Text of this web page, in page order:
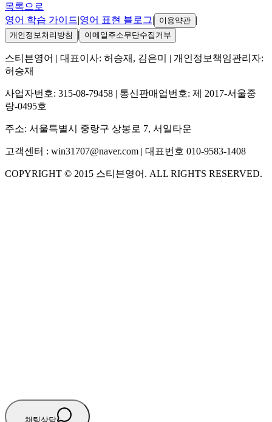
목록으로
영어 학습 가이드|영어 표현 블로그| 이용약관 |
개인정보처리방침 | 이메일주소무단수집거부
스티븐영어 | 대표이사: 허승재, 김은미
| 개인정보책임관리자:
허승재
사업자번호: 315-08-79458 | 통신판매업번호: 제 2017-서울중
랑-0495호
주소: 서울특별시 중랑구 상봉로 7, 서일타운
고객센터 : win31707@naver.com | 대표번호 010-9583-1408
COPYRIGHT © 2015 스티븐영어 . ALL RIGHTS RESERVED.
채팅상담